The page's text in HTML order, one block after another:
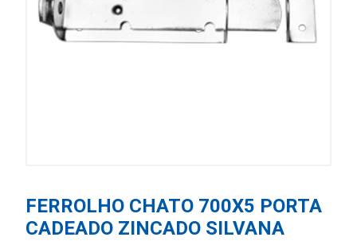
FERROLHO CHATO 700X5 PORTA
CADEADO ZINCADO SILVANA